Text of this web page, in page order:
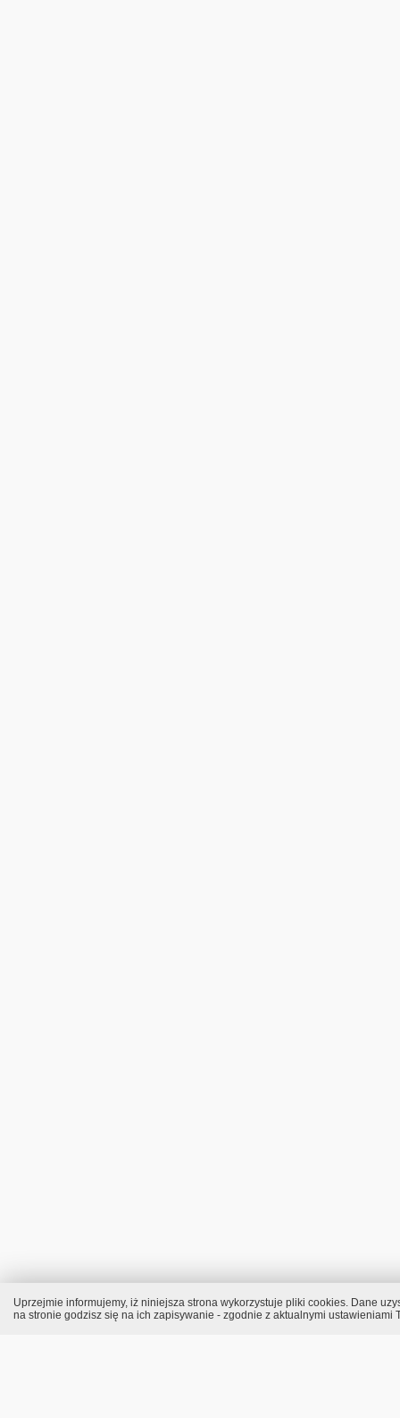
Uprzejmie informujemy, iż niniejsza strona wykorzystuje pliki cookies. Dane
na stronie godzisz się na ich zapisywanie - zgodnie z aktualnymi ustawieniami